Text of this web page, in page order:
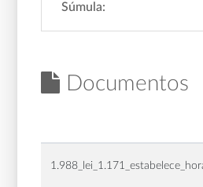
Súmula:
Documentos